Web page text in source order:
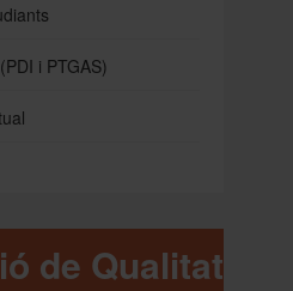
i PTGAS)
de Qualitat